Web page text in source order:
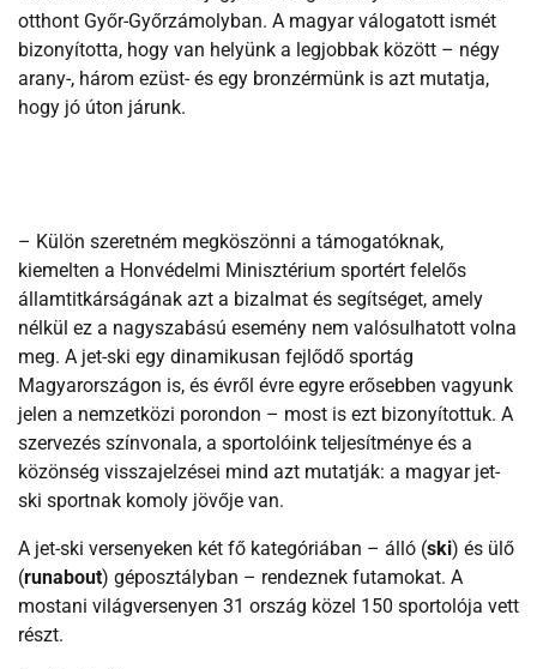
otthont Győr-Győrzámolyban. A magyar válogatott ismét
bizonyította, hogy van helyünk a legjobbak között – négy
arany-, három ezüst- és egy bronzérmünk is azt mutatja,
hogy jó úton járunk.
– Külön szeretném megköszönni a támogatóknak,
kiemelten a Honvédelmi Minisztérium sportért felelős
államtitkárságának azt a bizalmat és segítséget, amely
nélkül ez a nagyszabású esemény nem valósulhatott volna
meg. A jet-ski egy dinamikusan fejlődő sportág
Magyarországon is, és évről évre egyre erősebben vagyunk
jelen a nemzetközi porondon – most is ezt bizonyítottuk. A
szervezés színvonala, a sportolóink teljesítménye és a
közönség visszajelzései mind azt mutatják: a magyar jet-
ski sportnak komoly jövője van.
A jet-ski versenyeken két fő kategóriában – álló (ski) és ülő
(runabout) géposztályban – rendeznek futamokat. A
mostani világversenyen 31 ország közel 150 sportolója vett
részt.